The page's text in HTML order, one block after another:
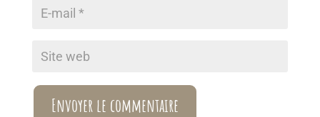
Envoyer le commentaire